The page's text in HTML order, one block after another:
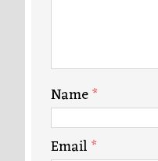
Name*
Email*